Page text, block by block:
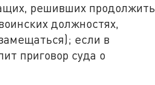
решивших продолжить
должностях,
если в
приговор суда о